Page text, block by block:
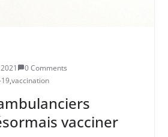
0 Comments
,vaccination
vacciner